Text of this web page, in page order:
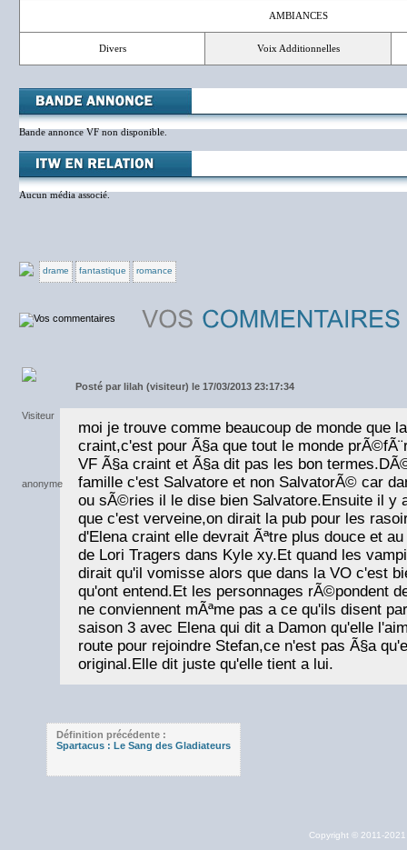
AMBIANCES
Divers Voix Additionnelles
Bande annonce VF non disponible.
Aucun média associé.
drame fantastique romance
Posté par lilah (visiteur) le 17/03/2013 23:17:34
moi je trouve comme beaucoup de monde que
craint,c'est pour Ã§a que tout le monde
VF Ã§a craint et Ã§a dit pas les bon
famille c'est Salvatore et non SalvatorÃ© car
ou sÃ©ries il le dise bien Salvatore.Ensuite il y
que c'est verveine,on dirait la pub pour les
d'Elena craint elle devrait Ãªtre plus douce et
de Lori Tragers dans Kyle xy.Et quand les
dirait qu'il vomisse alors que dans la VO c'est
qu'ont entend.Et les personnages rÃ©pondent
ne conviennent mÃªme pas a ce qu'ils disent
saison 3 avec Elena qui dit a Damon qu'elle
route pour rejoindre Stefan,ce n'est pas Ã§a
original.Elle dit juste qu'elle tient a lui.
Définition précédente :
Spartacus : Le Sang des Gladiateurs
Copyright © 2011-